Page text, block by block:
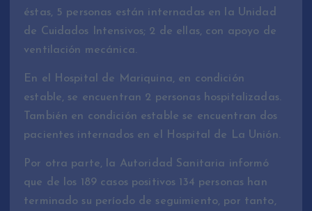
éstas, 5 personas están internadas en la Unidad
de Cuidados Intensivos; 2 de ellas, con apoyo de
ventilación mecánica.
En el Hospital de Mariquina, en condición
estable, se encuentran 2 personas hospitalizadas.
También en condición estable se encuentran dos
pacientes internados en el Hospital de La Unión.
Por otra parte, la Autoridad Sanitaria informó
que de los 189 casos positivos 134 personas han
terminado su período de seguimiento, por tanto,